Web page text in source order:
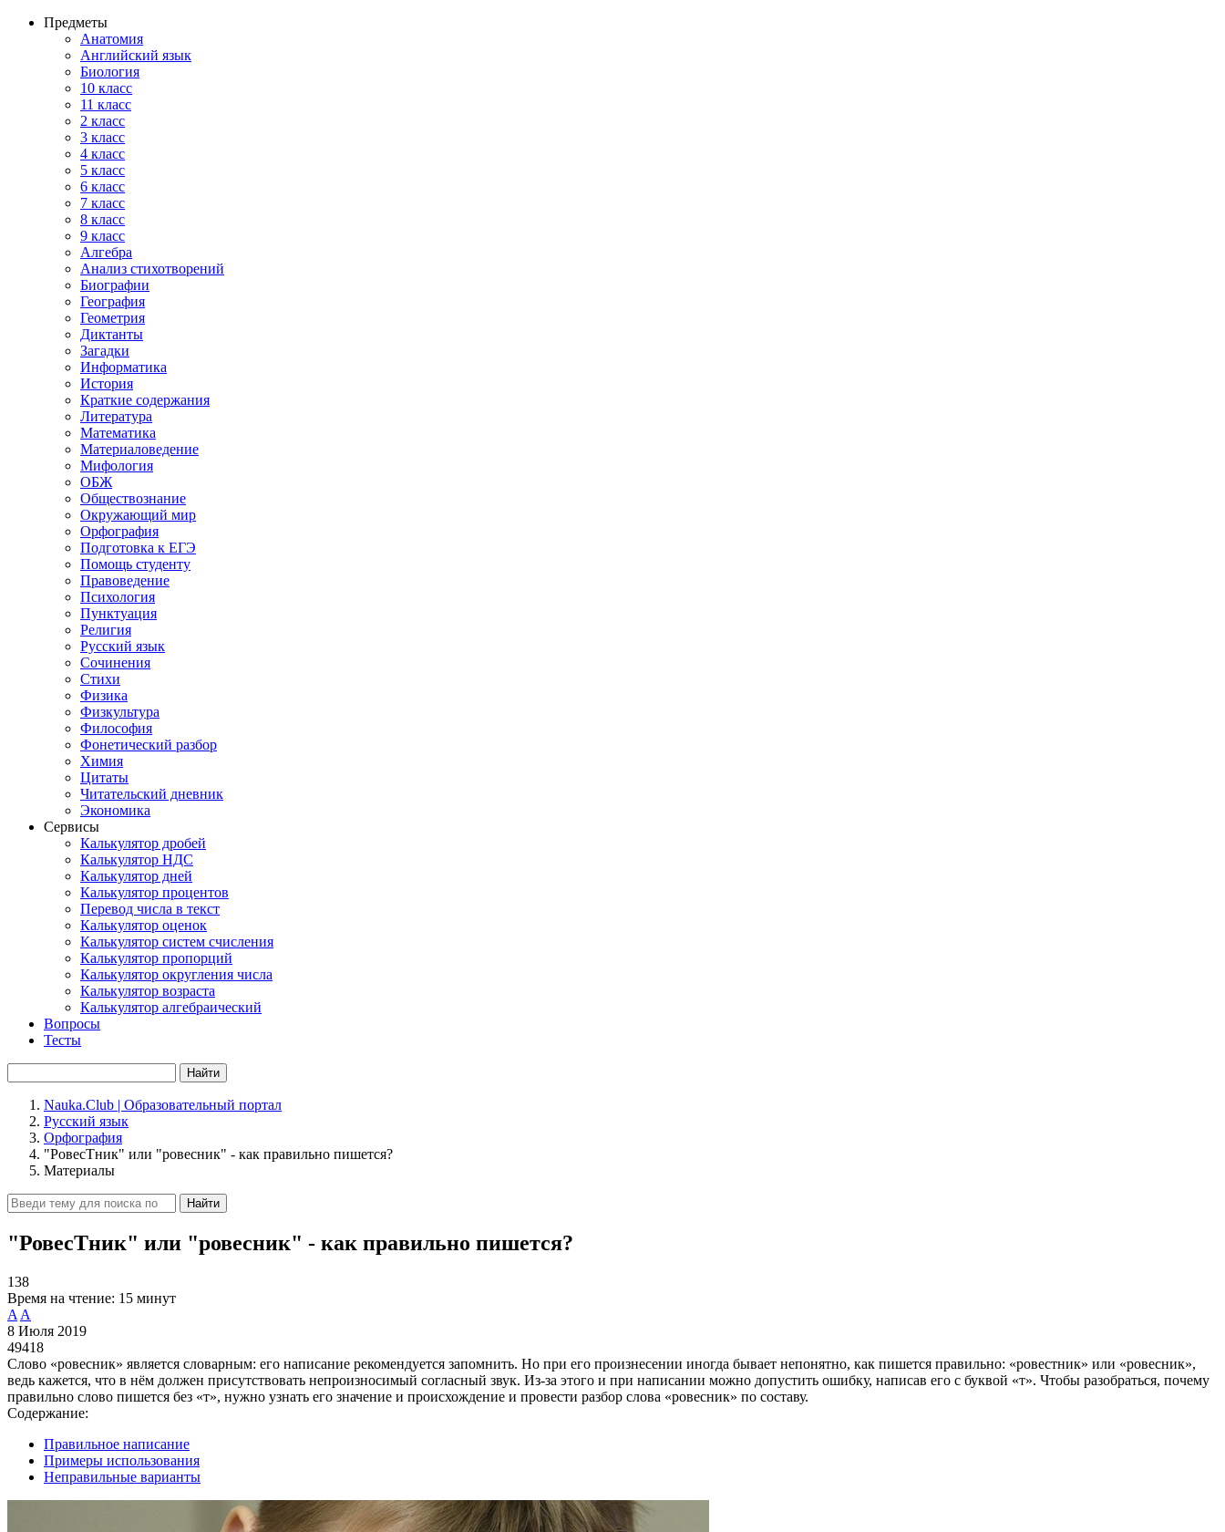
Предметы
Анатомия
Английский язык
Биология
10 класс
11 класс
2 класс
3 класс
4 класс
5 класс
6 класс
7 класс
8 класс
9 класс
Алгебра
Анализ стихотворений
Биографии
География
Геометрия
Диктанты
Загадки
Информатика
История
Краткие содержания
Литература
Математика
Материаловедение
Мифология
ОБЖ
Обществознание
Окружающий мир
Орфография
Подготовка к ЕГЭ
Помощь студенту
Правоведение
Психология
Пунктуация
Религия
Русский язык
Сочинения
Стихи
Физика
Физкультура
Философия
Фонетический разбор
Химия
Цитаты
Читательский дневник
Экономика
Сервисы
Калькулятор дробей
Калькулятор НДС
Калькулятор дней
Калькулятор процентов
Перевод числа в текст
Калькулятор оценок
Калькулятор систем счисления
Калькулятор пропорций
Калькулятор округления числа
Калькулятор возраста
Калькулятор алгебраический
Вопросы
Тесты
Найти
Nauka.Club | Образовательный портал
Русский язык
Орфография
"РовесТник" или "ровесник" - как правильно пишется?
Материалы
Найти
"РовесТник" или "ровесник" - как правильно пишется?
138
Время на чтение: 15 минут
A A
8 Июля 2019
49418
Слово «ровесник» является словарным: его написание рекомендуется запомнить. Но при его произнесении иногда бывает непонятно, как пишется правильно: «ровестник» или «ровесник»,
ведь кажется, что в нём должен присутствовать непроизносимый согласный звук. Из-за этого и при написании можно допустить ошибку, написав его с буквой «т». Чтобы разобраться, почему
правильно слово пишется без «т», нужно узнать его значение и происхождение и провести разбор слова «ровесник» по составу.
Содержание:
Правильное написание
Примеры использования
Неправильные варианты